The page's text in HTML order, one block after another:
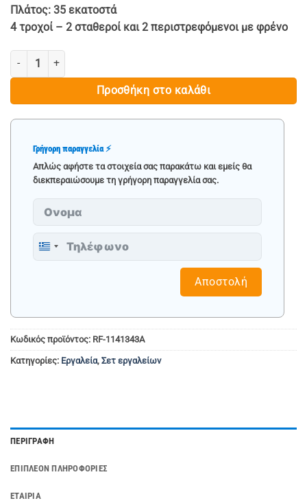
Πλάτος: 35 εκατοστά
4 τροχοί – 2 σταθεροί και 2 περιστρεφόμενοι με φρένο
ΚΑΡΟΤΣΙ ΕΡΓΑΛΕΙΩΝ ΜΕ 3 ΡΑΦΙΑ - ROCKFORCE ποσότητα
Προσθήκη στο καλάθι
Γρήγορη παραγγελία ⚡
Απλώς αφήστε τα στοιχεία σας παρακάτω και εμείς θα
διεκπεραιώσουμε τη γρήγορη παραγγελία σας.
Greece
Αποστολή
Κωδικός προϊόντος: RF-1141343A
Κατηγορίες: Εργαλεία, Σετ εργαλείων
ΠΕΡΙΓΡΑΦΉ
ΕΠΙΠΛΈΟΝ ΠΛΗΡΟΦΟΡΊΕΣ
ΕΤΑΙΡΊΑ